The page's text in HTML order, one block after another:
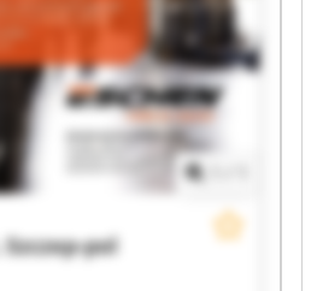
Szczep-pol